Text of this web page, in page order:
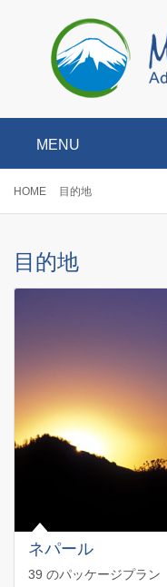
MENU
HOME 目的地
目的地
ネパール
39 のパッケージプラン